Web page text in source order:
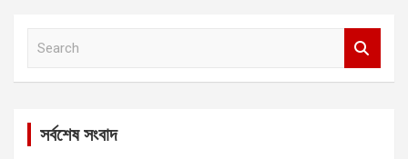
সর্বশেষ সংবাদ